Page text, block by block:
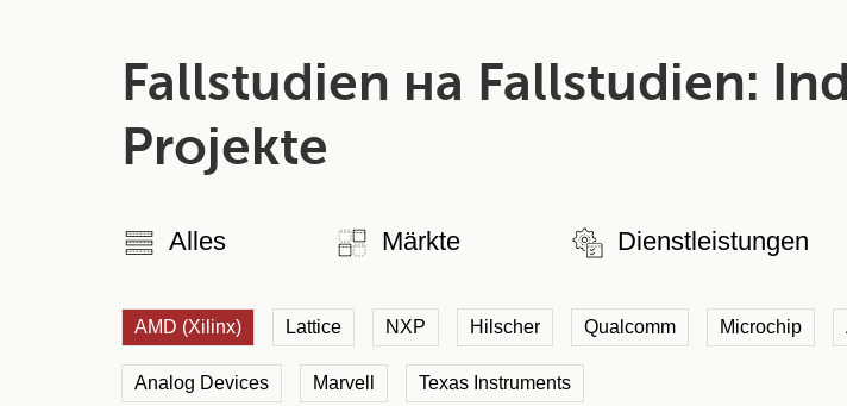
Fallstudien на Fallstudien:
Projekte
Alles Märkte Dienstleistungen
AMD (Xilinx) Lattice NXP Hilscher Qualcomm Microchip
Analog Devices Marvell Texas Instruments